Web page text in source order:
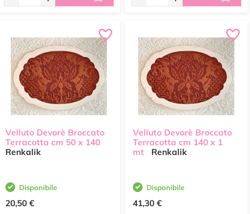
Velluto Devorè Broccato
Terracotta cm 50 x 140
Renkalik
Disponibile
20,50 €
Velluto Devorè Broccato
Terracotta cm 140 x 1
mt
Renkalik
Disponibile
41,30 €